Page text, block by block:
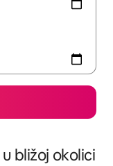
bližoj okolici